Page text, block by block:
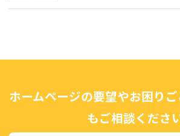
ホームページの要望やお困り
もご相談くださ